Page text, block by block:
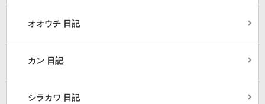
オオウチ 日記
カン 日記
シラカワ 日記